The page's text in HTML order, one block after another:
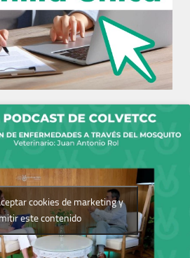
cookies de marketing y
este contenido